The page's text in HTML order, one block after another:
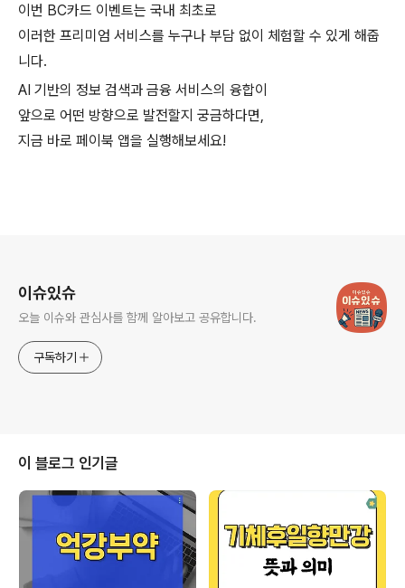
이번 BC카드 이벤트는 국내 최초로
이러한 프리미엄 서비스를 누구나 부담 없이 체험할 수 있게 해줍
니다.
AI 기반의 정보 검색과 금융 서비스의 융합이
앞으로 어떤 방향으로 발전할지 궁금하다면,
지금 바로 페이북 앱을 실행해보세요!
이슈있슈
오늘 이슈와 관심사를 함께 알아보고 공유합니다.
구독하기
이 블로그 인기글